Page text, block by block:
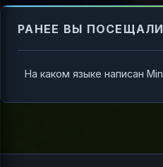
РАНЕЕ ВЫ ПОСЕЩАЛИ